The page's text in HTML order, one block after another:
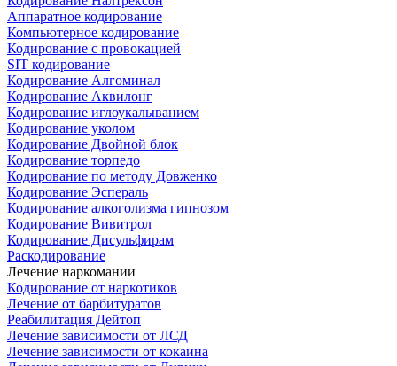
Аппаратное кодирование
Компьютерное кодирование
Кодирование с провокацией
SIT кодирование
Кодирование Алгоминал
Кодирование Аквилонг
Кодирование иглоукалыванием
Кодирование уколом
Кодирование Двойной блок
Кодирование торпедо
Кодирование по методу Довженко
Кодирование Эспераль
Кодирование алкоголизма гипнозом
Кодирование Вивитрол
Кодирование Дисульфирам
Раскодирование
Лечение наркомании
Кодирование от наркотиков
Лечение от барбитуратов
Реабилитация Дейтоп
Лечение зависимости от ЛСД
Лечение зависимости от кокаина